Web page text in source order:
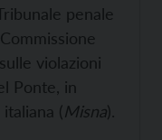
penale
violazioni
Ponte, in
(Misna).